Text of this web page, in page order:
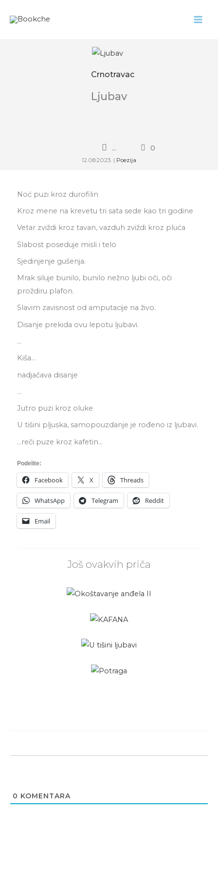
Crnotravac
Ljubav
... 0
12.08.2023. | Poezija
Noć puzi kroz durofilin
Kroz mene na krevetu tri sata sede kao tri godine
Vetar zviždi kroz tavan, vazduh zviždi kroz pluća
Slabost poseduje misli i telo
Sjedinjenje gušenja.
Mrak siluje bunilo, bunilo nežno ljubi oči, oči
proždiru plafon.
Slavim zavisnost od amputacije na živo.
Disanje prekida ovu lepotu ljubavi.
…
Kiša…
nadjačava disanje
…
Jutro puzi kroz oluke
U tišini pljuska, samopouzdanje je rođeno iz ljubavi.
…reči puze kroz kafetin…
Podelite:
Facebook X Threads
WhatsApp Telegram Reddit
Email
Još ovakvih priča
0 KOMENTARA